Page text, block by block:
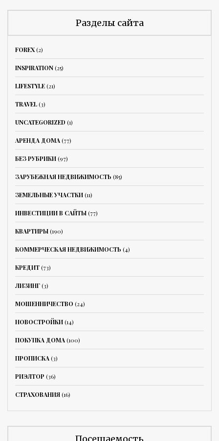
Разделы сайта
FOREX(2)
INSPIRATION(25)
LIFESTYLE(21)
TRAVEL(3)
UNCATEGORIZED (1)
АРЕНДА ДОМА(77)
БЕЗ РУБРИКИ(97)
ЗАРУБЕЖНАЯ НЕДВИЖИМОСТЬ (85)
ЗЕМЕЛЬНЫЕ УЧАСТКИ(11)
ИНВЕСТИЦИИ В САЙТЫ(77)
КВАРТИРЫ(190)
КОММЕРЧЕСКАЯ НЕДВИЖИМОСТЬ (4)
КРЕДИТ(73)
ЛИЗИНГ(3)
МОШЕННИЧЕСТВО (24)
НОВОСТРОЙКИ(14)
ПОКУПКА ДОМА(100)
ПРОПИСКА(3)
РИЭЛТОР (36)
СТРАХОВАНИЯ(16)